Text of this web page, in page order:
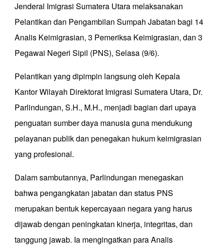
Jenderal Imigrasi Sumatera Utara melaksanakan
Pelantikan dan Pengambilan Sumpah Jabatan bagi 14
Analis Keimigrasian, 3 Pemeriksa Keimigrasian, dan 3
Pegawai Negeri Sipil (PNS), Selasa (9/6).
Pelantikan yang dipimpin langsung oleh Kepala
Kantor Wilayah Direktorat Imigrasi Sumatera Utara, Dr.
Parlindungan, S.H., M.H., menjadi bagian dari upaya
penguatan sumber daya manusia guna mendukung
pelayanan publik dan penegakan hukum keimigrasian
yang profesional.
Dalam sambutannya, Parlindungan menegaskan
bahwa pengangkatan jabatan dan status PNS
merupakan bentuk kepercayaan negara yang harus
dijawab dengan peningkatan kinerja, integritas, dan
tanggung jawab. Ia mengingatkan para Analis